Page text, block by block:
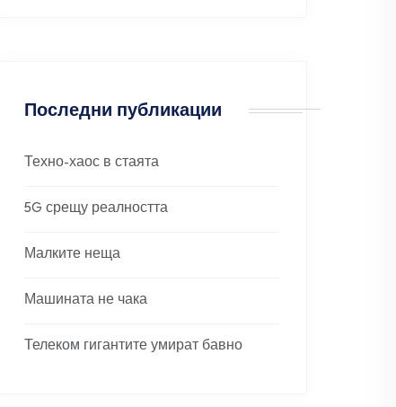
Последни публикации
Техно-хаос в стаята
5G срещу реалността
Малките неща
Машината не чака
Телеком гигантите умират бавно